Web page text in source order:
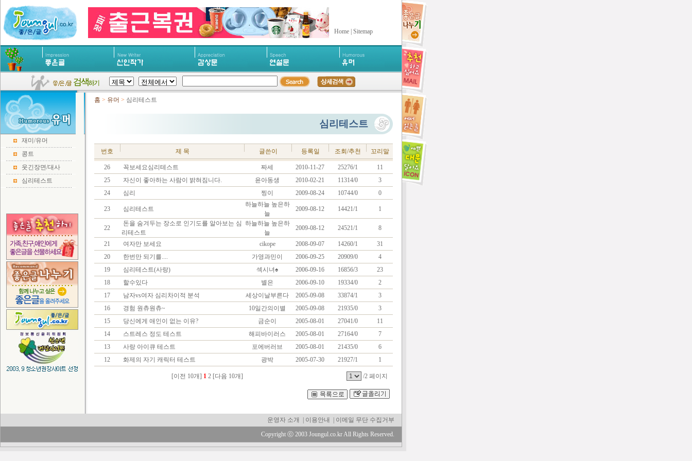
Home Sitemap
재미/유머
콩트
웃긴장면/대사
심리테스트
홈 > 유머 > 심리테스트
심리테스트
번호 제 목 글쓴이 등록일 조회/추천 꼬리말
26 꼭보세요심리테스트 짜세 2010-11-27 25276/1
11
25
자신이 좋아하는 사람이 밝혀짐니다. 윤아동생 2010-02-21 11314/0
3
24
심리 찡이 2009-08-24 10744/0 0
23 심리테스트
하늘하늘 높은하
늘
2009-08-12 14421/1 1
22
돈을 숨겨두는 장소로 인기도를 알아보는 심
리테스트
하늘하늘 높은하
늘
2009-08-12 24521/1 8
21 여자만 보세요 cikope 2008-09-07 14260/1
31
20
한번만 되기를.... 가영과민이 2006-09-25 20909/0
4
19
심리테스트(사랑) 섹시녀♠ 2006-09-16 16856/3
23
18
할수있다 별은 2006-09-10 19334/0
2
17
남자vs여자 심리차이적 분석 세상이날부른다 2005-09-08 33874/1
3
16
경험 원츄원츄~ 10일간의이별 2005-09-08 21935/0
3
15
당신에게 애인이 없는 이유? 금순이 2005-08-01 27041/0
11
14
스트레스 정도 테스트 해피바이러스 2005-08-01 27164/0
7
13
사랑 아이큐 테스트 포에버러브 2005-08-01 21435/0
6
12
화제의 자기 캐릭터 테스트 광박 2005-07-30 21927/1 1
[이전 10개] 1 2[다음 10개] /2 페이지
운영자 소개 이용안내
이메일 무단 수집거부
Copyright ⓒ 2003 Joungul.co.kr All Rights Reserved.